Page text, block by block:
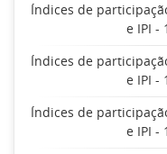
Índices de
e IPI -
Índices de
e IPI -
Índices de
e IPI -